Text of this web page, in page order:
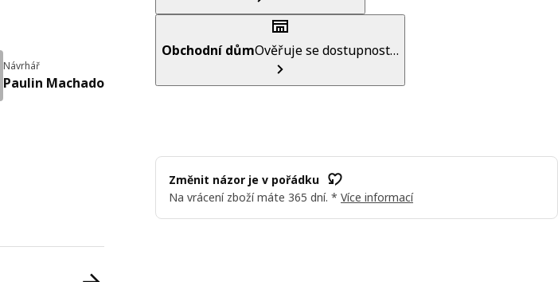
Obchodní důmOvěřuje se dostupnost…
Změnit názor je v pořádku
Na vrácení zboží máte 365 dní. * Více informací
Návrhář
Paulin Machado